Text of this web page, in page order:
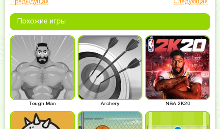
Предыдущая Следующая
Похожие игры
Tough Man Archery NBA 2K20